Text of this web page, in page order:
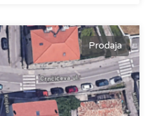
Prodaja